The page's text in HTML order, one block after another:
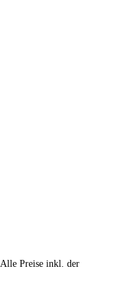
Alle Preise inkl. der